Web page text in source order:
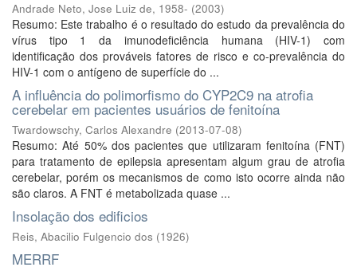
Andrade Neto, Jose Luiz de, 1958- (2003)
Resumo: Este trabalho é o resultado do estudo da prevalência do
vírus tipo 1 da imunodeficiência humana (HIV-1) com
identificação dos prováveis fatores de risco e co-prevalência do
HIV-1 com o antígeno de superfície do ...
A influência do polimorfismo do CYP2C9 na atrofia
cerebelar em pacientes usuários de fenitoína
Twardowschy, Carlos Alexandre (2013-07-08)
Resumo: Até 50% dos pacientes que utilizaram fenitoína (FNT)
para tratamento de epilepsia apresentam algum grau de atrofia
cerebelar, porém os mecanismos de como isto ocorre ainda não
são claros. A FNT é metabolizada quase ...
Insolação dos edificios
Reis, Abacilio Fulgencio dos (1926)
MERRF